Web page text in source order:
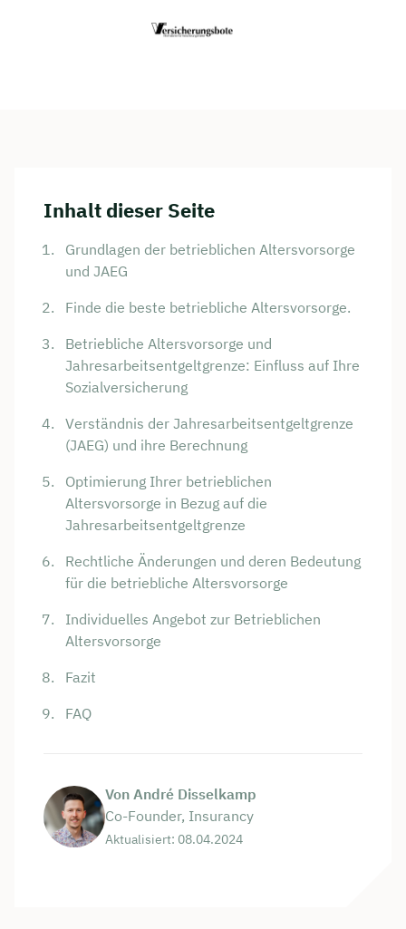
Inhalt dieser Seite
Grundlagen der betrieblichen Altersvorsorge
und JAEG
Finde die beste betriebliche Altersvorsorge.
Betriebliche Altersvorsorge und
Jahresarbeitsentgeltgrenze: Einfluss auf Ihre
Sozialversicherung
Verständnis der Jahresarbeitsentgeltgrenze
(JAEG) und ihre Berechnung
Optimierung Ihrer betrieblichen
Altersvorsorge in Bezug auf die
Jahresarbeitsentgeltgrenze
Rechtliche Änderungen und deren Bedeutung
für die betriebliche Altersvorsorge
Individuelles Angebot zur Betrieblichen
Altersvorsorge
Fazit
FAQ
Von André Disselkamp
Co-Founder, Insurancy
Aktualisiert: 08.04.2024